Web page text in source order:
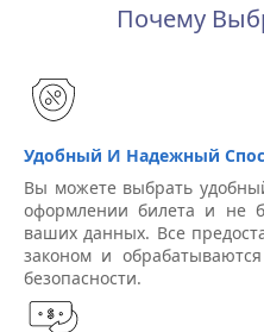
Почему
Удобный И Надежный
Вы можете выбрать
оформлении билета и не
ваших данных. Все
законом и
безопасности.